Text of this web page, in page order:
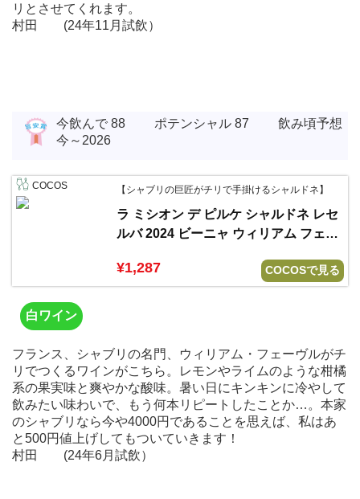
リとさせてくれます。
村田 (24年11月試飲）
今飲んで 88 ポテンシャル 87 飲み頃予想
今～2026
COCOS 【シャブリの巨匠がチリで手掛けるシャルドネ】
ラ ミシオン デ ピルケ シャルドネ レセ
ルバ 2024 ビーニャ ウィリアム フェー
¥1,287 COCOSで見る
白ワイン
フランス、シャブリの名門、ウィリアム・フェーヴルがチ
リでつくるワインがこちら。レモンやライムのような柑橘
系の果実味と爽やかな酸味。暑い日にキンキンに冷やして
飲みたい味わいで、もう何本リピートしたことか…。本家
のシャブリなら今や4000円であることを思えば、私はあ
と500円値上げしてもついていきます！
村田 (24年6月試飲）